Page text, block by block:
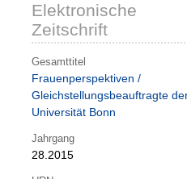
Elektronische
Zeitschrift
Gesamttitel
Frauenperspektiven /
Gleichstellungsbeauftragte
Universität Bonn
Jahrgang
28.2015